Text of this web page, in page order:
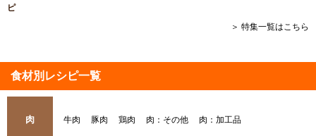
ピ
＞ 特集一覧はこちら
食材別レシピ一覧
肉 牛肉 豚肉 鶏肉 肉：その他 肉：加工品